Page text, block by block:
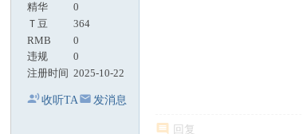
精华
0
Ｔ豆
364
RMB
0
违规
0
注册时间 2025-10-22
收听TA 发消息
回复